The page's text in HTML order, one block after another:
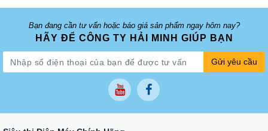
Bạn đang cần tư vấn hoặc báo giá sản phẩm ngay hôm nay?
HÃY ĐỂ CÔNG TY HẢI MINH GIÚP BẠN
Gửi yêu cầu